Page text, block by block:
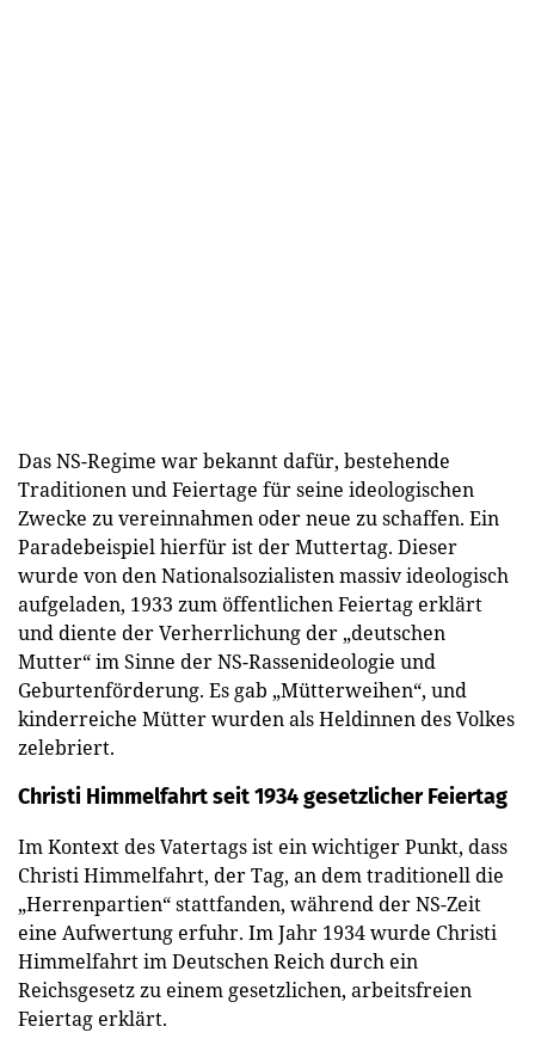
Das NS-Regime war bekannt dafür, bestehende
Traditionen und Feiertage für seine ideologischen
Zwecke zu vereinnahmen oder neue zu schaffen. Ein
Paradebeispiel hierfür ist der Muttertag. Dieser
wurde von den Nationalsozialisten massiv ideologisch
aufgeladen, 1933 zum öffentlichen Feiertag erklärt
und diente der Verherrlichung der „deutschen
Mutter“ im Sinne der NS-Rassenideologie und
Geburtenförderung. Es gab „Mütterweihen“, und
kinderreiche Mütter wurden als Heldinnen des Volkes
zelebriert.
Christi Himmelfahrt seit 1934 gesetzlicher Feiertag
Im Kontext des Vatertags ist ein wichtiger Punkt, dass
Christi Himmelfahrt, der Tag, an dem traditionell die
„Herrenpartien“ stattfanden, während der NS-Zeit
eine Aufwertung erfuhr. Im Jahr 1934 wurde Christi
Himmelfahrt im Deutschen Reich durch ein
Reichsgesetz zu einem gesetzlichen, arbeitsfreien
Feiertag erklärt.